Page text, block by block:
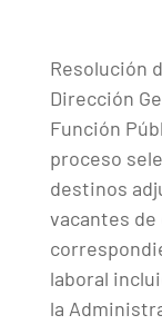
Resolución
Dirección
Función
proceso
destinos
vacantes
laboral
la